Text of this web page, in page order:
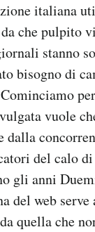
italiana
che pulpito
stanno
bisogno di
vuole
del calo di
gli anni
del web serve
quella che